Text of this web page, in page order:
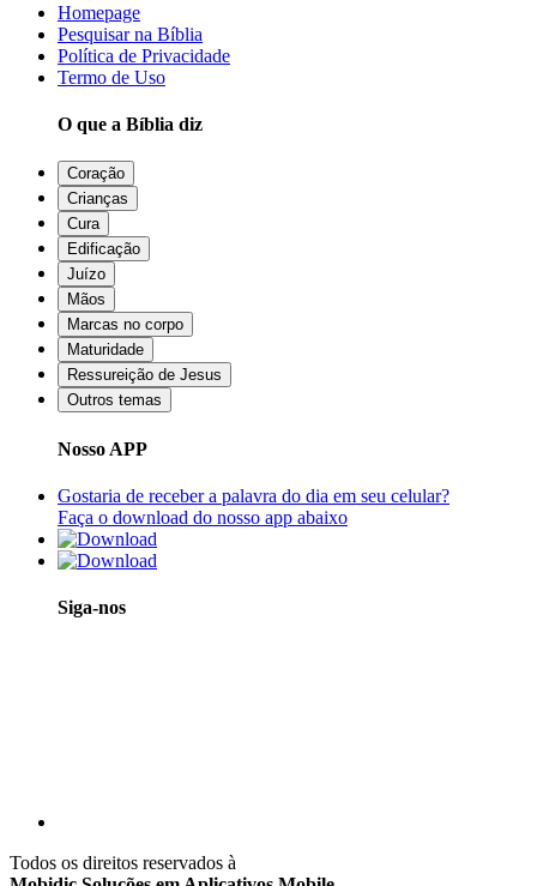
Homepage
Pesquisar na Bíblia
Política de Privacidade
Termo de Uso
O que a Bíblia diz
Coração
Crianças
Cura
Edificação
Juízo
Mãos
Marcas no corpo
Maturidade
Ressureição de Jesus
Outros temas
Nosso APP
Gostaria de receber a palavra do dia em seu celular?
Faça o download do nosso app abaixo
Siga-nos
Todos os direitos reservados à